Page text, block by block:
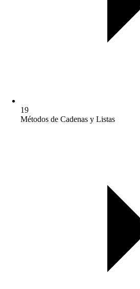
19
Métodos de Cadenas y Listas